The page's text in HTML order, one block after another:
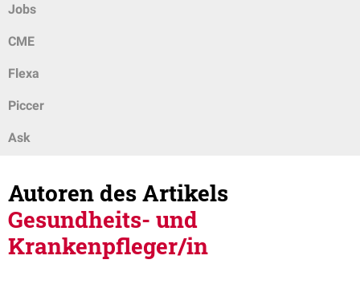
Jobs
CME
Flexa
Piccer
Ask
Autoren des Artikels
Gesundheits- und
Krankenpfleger/in